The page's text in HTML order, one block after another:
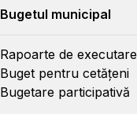
Bugetul municipal
Rapoarte de executare
Buget pentru cetățeni
Bugetare participativă